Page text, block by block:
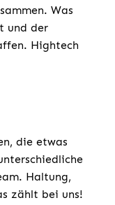
Was
und der
Hightech
die etwas
Haltung,
zählt bei uns!